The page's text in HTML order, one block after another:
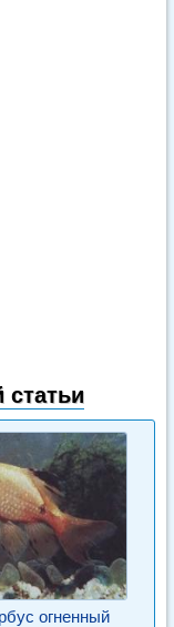
статьи
огненный